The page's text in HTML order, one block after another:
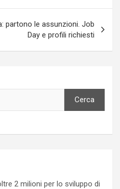
partono le assunzioni. Job
Day e profili richiesti
Cerca
2 milioni per lo sviluppo di